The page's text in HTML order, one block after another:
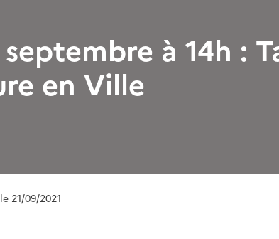
à 14h :
en Ville
21/09/2021